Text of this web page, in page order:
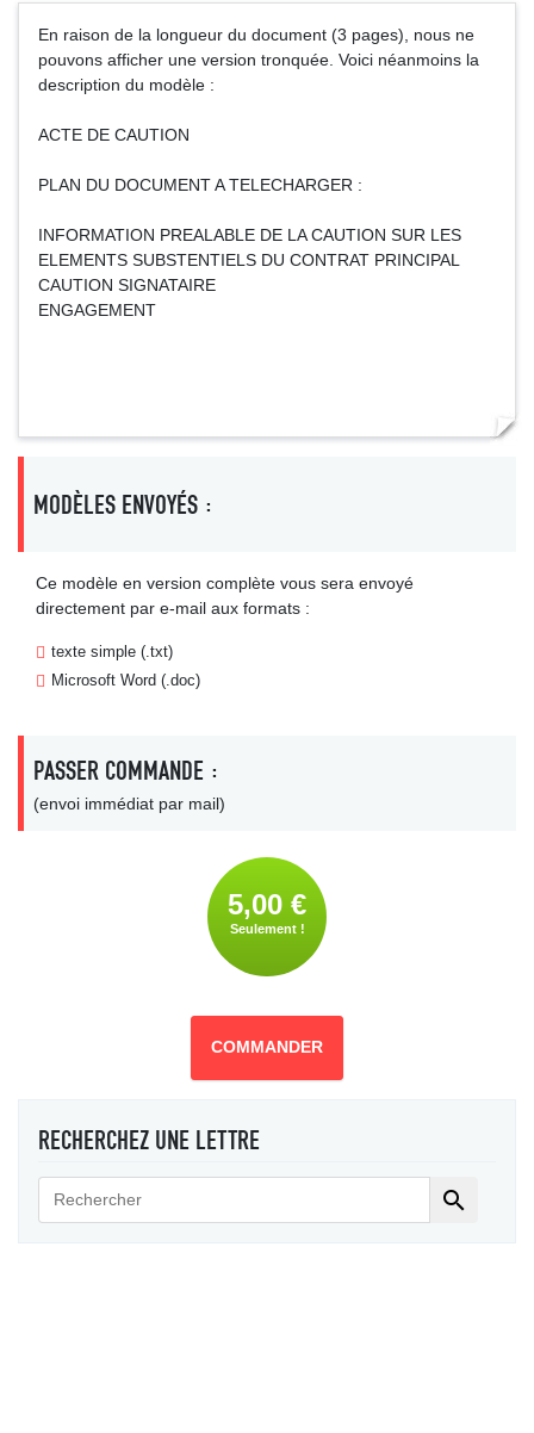
En raison de la longueur du document (3 pages), nous ne
pouvons afficher une version tronquée. Voici néanmoins la
description du modèle :
ACTE DE CAUTION
PLAN DU DOCUMENT A TELECHARGER :
INFORMATION PREALABLE DE LA CAUTION SUR LES
ELEMENTS SUBSTENTIELS DU CONTRAT PRINCIPAL
CAUTION SIGNATAIRE
ENGAGEMENT
MODÈLES ENVOYÉS :
Ce modèle en version complète vous sera envoyé
directement par e-mail aux formats :
texte simple (.txt)
Microsoft Word (.doc)
PASSER COMMANDE :
(envoi immédiat par mail)
5,00 €
Seulement !
COMMANDER
RECHERCHEZ UNE LETTRE
